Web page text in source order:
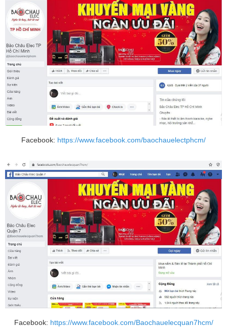
Facebook: https://www.facebook.com/baochauelectphcm/
Facebook: https://www.facebook.com/Baochauelecquan7hcm/